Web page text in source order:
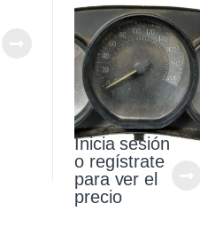
Inicia sesión
o regístrate
para ver el
precio